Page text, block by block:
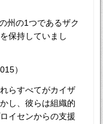
州の1つであるザク
保持していまし
）
らすべてがカイザ
し、彼らは組織的
イセンからの支援